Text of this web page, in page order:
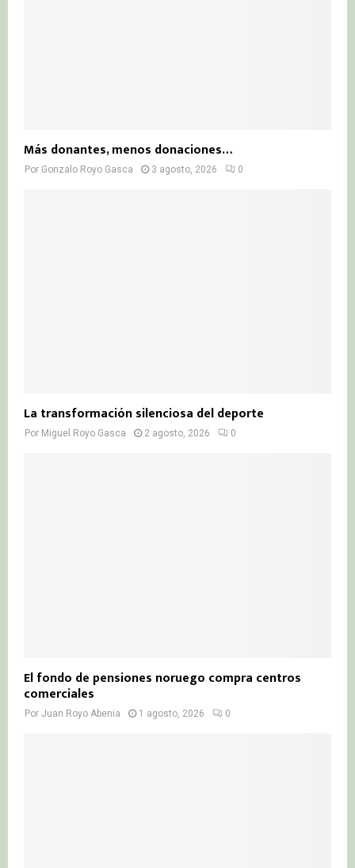
Más donantes, menos donaciones…
Por Gonzalo Royo Gasca 3 agosto, 2026 0
La transformación silenciosa del deporte
Por Miguel Royo Gasca 2 agosto, 2026 0
El fondo de pensiones noruego compra centros
comerciales
Por Juan Royo Abenia 1 agosto, 2026 0